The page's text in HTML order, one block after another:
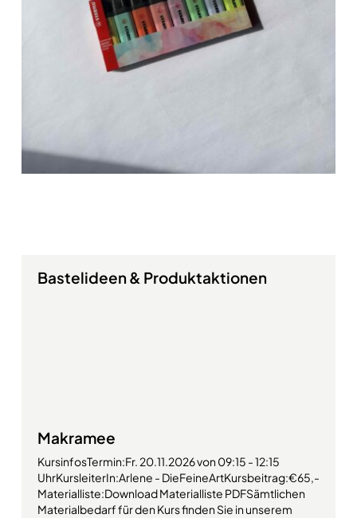
Bastelideen & Produktaktionen
Makramee
KursinfosTermin:Fr. 20.11.2026 von 09:15 - 12:15
UhrKursleiterIn:Arlene - DieFeineArtKursbeitrag:€65,-
Materialliste:Download Materialliste PDFSämtlichen
Materialbedarf für den Kurs finden Sie in unserem